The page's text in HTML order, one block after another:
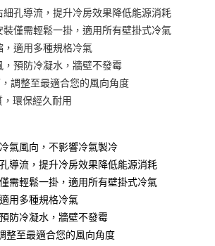
台北富邦商業銀行
兆豐國際商業銀行
台中商業銀行
華泰商業銀行
遠東國際商業銀行
永豐商業銀行
星展（台灣）商業銀行
含以上)免運費
細孔導流，提升冷房效果降低能源消耗
僅需輕鬆一掛，適用所有壁掛式冷氣
適用多種規格冷氣
，預防冷凝水，牆壁不發霉
調整至最適合您的風向角度
環保經久耐用
氣風向，不影響冷氣製冷
導流，提升冷房效果降低能源消耗
需輕鬆一掛，適用所有壁掛式冷氣
用多種規格冷氣
防冷凝水，牆壁不發霉
整至最適合您的風向角度